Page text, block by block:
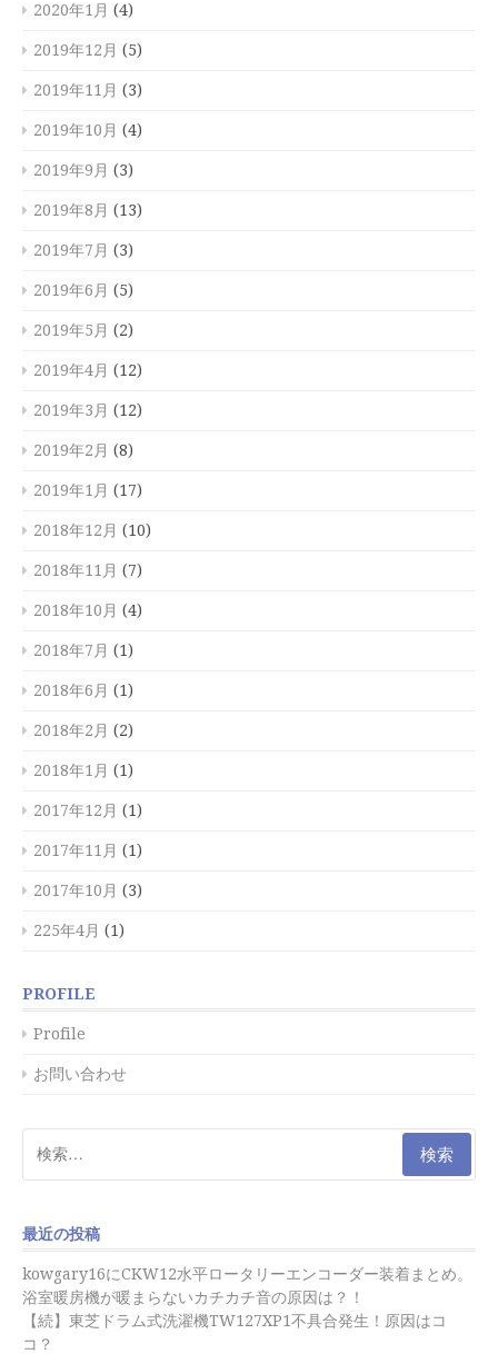
2020年1月 (4)
2019年12月 (5)
2019年11月 (3)
2019年10月 (4)
2019年9月 (3)
2019年8月 (13)
2019年7月 (3)
2019年6月 (5)
2019年5月 (2)
2019年4月 (12)
2019年3月 (12)
2019年2月 (8)
2019年1月 (17)
2018年12月 (10)
2018年11月 (7)
2018年10月 (4)
2018年7月 (1)
2018年6月 (1)
2018年2月 (2)
2018年1月 (1)
2017年12月 (1)
2017年11月 (1)
2017年10月 (3)
225年4月 (1)
PROFILE
Profile
お問い合わせ
索:
最近の投稿
kowgary16にCKW12水平ロータリーエンコーダー装着まとめ。
浴室暖房機が暖まらないカチカチ音の原因は？！
【続】東芝ドラム式洗濯機TW127XP1不具合発生！原因はコ
コ？